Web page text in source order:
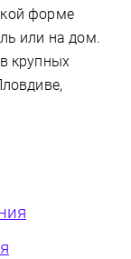
форме
или на дом.
крупных